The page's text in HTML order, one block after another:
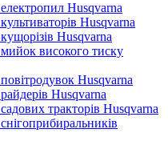
Husqvarna
Husqvarna
Husqvarna
високого тиску
Husqvarna
Husqvarna
тракторів Husqvarna